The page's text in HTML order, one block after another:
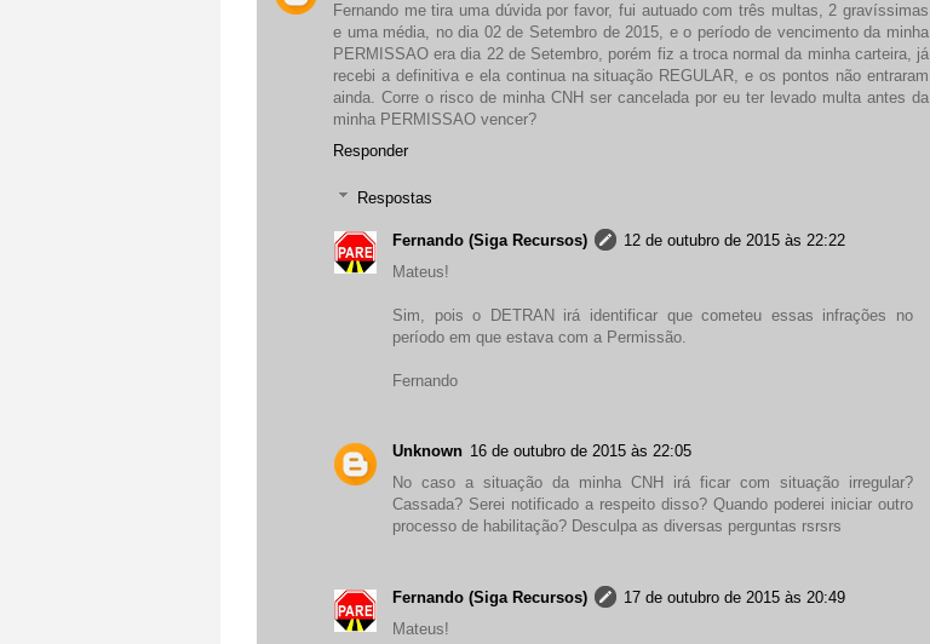
Fernando me tira uma dúvida por favor, fui autuado com três multas, 2 gravíssimas
e uma média, no dia 02 de Setembro de 2015, e o período de vencimento da minha
PERMISSAO era dia 22 de Setembro, porém fiz a troca normal da minha carteira, já
recebi a definitiva e ela continua na situação REGULAR, e os pontos não entraram
ainda. Corre o risco de minha CNH ser cancelada por eu ter levado multa antes da
minha PERMISSAO vencer?
Responder
Respostas
Fernando (Siga Recursos)
12 de outubro de 2015 às 22:22
Mateus!
Sim, pois o DETRAN irá identificar que cometeu essas infrações no
período em que estava com a Permissão.
Fernando
Unknown 16 de outubro de 2015 às 22:05
No caso a situação da minha CNH irá ficar com situação irregular?
Cassada? Serei notificado a respeito disso? Quando poderei iniciar outro
processo de habilitação? Desculpa as diversas perguntas rsrsrs
Fernando (Siga Recursos)
17 de outubro de 2015 às 20:49
Mateus!